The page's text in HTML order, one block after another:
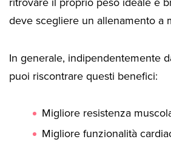
deve scegliere un allenamento a
In generale, indipendentemente
puoi riscontrare questi benefici:
Migliore resistenza
Migliore funzionalità